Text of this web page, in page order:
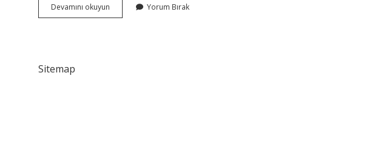
Devamını okuyun
Nedir
Yorum Bırak
Sitemap